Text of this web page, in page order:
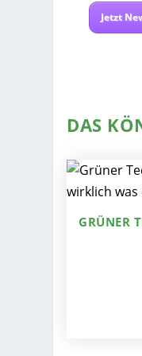
Jetzt
DAS
GRÜNER